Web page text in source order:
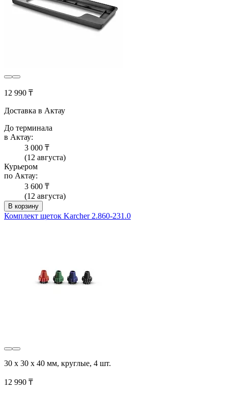
12 990 ₸
Доставка в Актау
До терминала
в Актау:
3 000 ₸
(12 августа)
Курьером
по Актау:
3 600 ₸
(12 августа)
В корзину
Комплект щеток Karcher 2.860-231.0
30 x 30 x 40 мм, круглые, 4 шт.
12 990 ₸